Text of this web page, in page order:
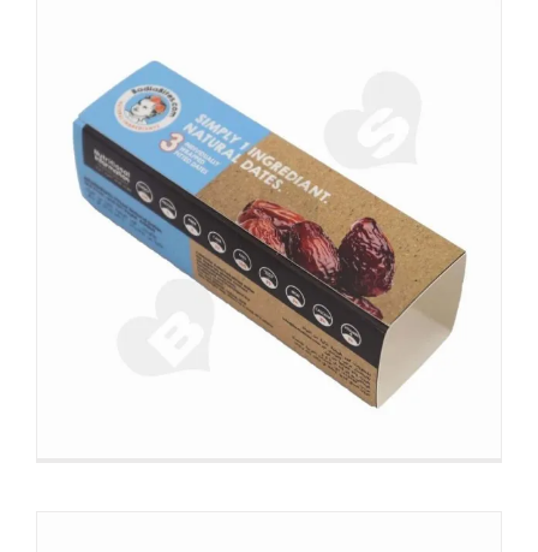
Bedrukte verpakking voor snacks
Doosmouwen